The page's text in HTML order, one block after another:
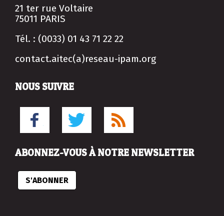
21 ter rue Voltaire
75011 PARIS
Tél. : (0033) 01 43 71 22 22
contact.aitec(a)reseau-ipam.org
NOUS SUIVRE
ABONNEZ-VOUS À NOTRE NEWSLETTER
S'ABONNER